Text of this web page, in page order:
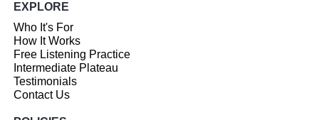
EXPLORE
Who It's For
How It Works
Free Listening Practice
Intermediate Plateau
Testimonials
Contact Us